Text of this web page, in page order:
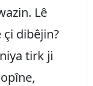
Lê
çi dibêjin?
tirk ji